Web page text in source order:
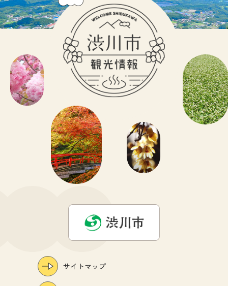
サイトマップ